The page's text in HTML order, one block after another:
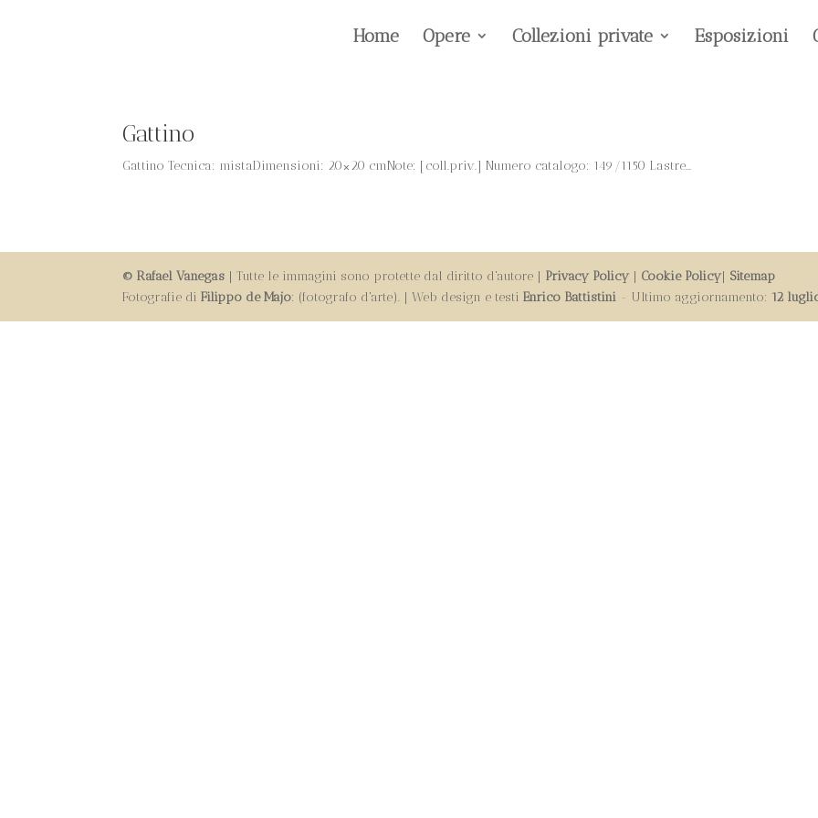
Home Opere Collezioni private Esposizioni
Gattino
Gattino Tecnica: mistaDimensioni: 20×20 cmNote: [coll.priv.] Numero catalogo: 149/1150 Lastre...
© Rafael Vanegas | Tutte le immagini sono protette dal diritto d'autore | Privacy Policy| Cookie Policy| Sitemap
Fotografie diFilippo de Majo: (fotografo d'arte). | Web design e testi Enrico Battistini - Ultimo aggiornamento: 12